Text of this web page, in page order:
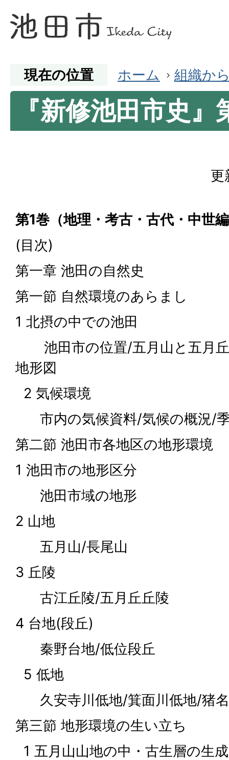
現在の位置 ホーム 組織か
『新修池田市史』
更
第1巻（地理・考古・古代・中世
(目次)
第一章 池田の自然史
第一節 自然環境のあらまし
1 北摂の中での池田
池田市の位置/五月山と五月丘
地形図
2 気候環境
市内の気候資料/気候の概況/
第二節 池田市各地区の地形環境
1 池田市の地形区分
池田市域の地形
2 山地
五月山/長尾山
3 丘陵
古江丘陵/五月丘丘陵
4 台地(段丘)
秦野台地/低位段丘
5 低地
久安寺川低地/箕面川低地/猪
第三節 地形環境の生い立ち
1 五月山山地の中・古生層の生成